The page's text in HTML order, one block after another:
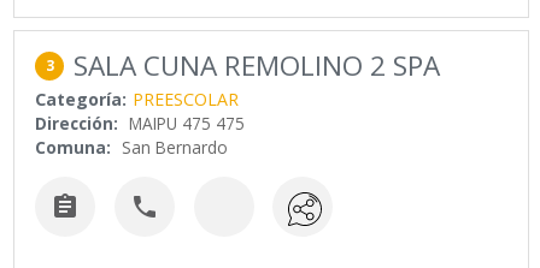
3 SALA CUNA REMOLINO 2 SPA
Categoría: PREESCOLAR
Dirección: MAIPU 475 475
Comuna: San Bernardo
 